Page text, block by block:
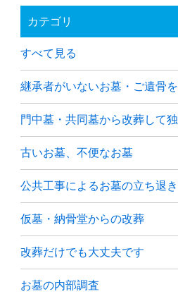
カテゴリ
すべて見る
継承者がいないお墓・ご遺骨
門中墓・共同墓から改葬して
古いお墓、不便なお墓
公共工事によるお墓の立ち退き
仮墓・納骨堂からの改葬
改葬だけでも大丈夫です
お墓の内部調査